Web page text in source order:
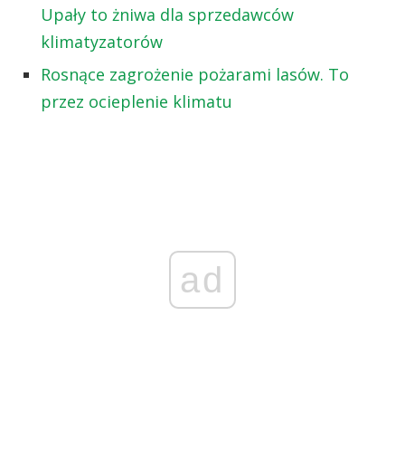
Upały to żniwa dla sprzedawców
klimatyzatorów
Rosnące zagrożenie pożarami lasów. To
przez ocieplenie klimatu
ad